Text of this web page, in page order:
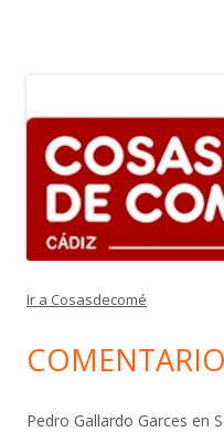
Ir a Cosasdecomé
Pedro Gallardo Garces en